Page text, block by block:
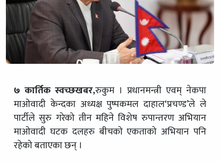
७ कार्तिक स्वच्छखबर,रुकुम । प्रधानमन्त्री एवम् नेकपा
माओवादी केन्दका अध्यक्ष पुष्पकमल दाहाल‘प्रचण्ड’ले ले
पार्टीले सुरु गरेको तीन महिने विशेष रुपान्तरण अभियान
माओवादी घटक दलहरु बीचको एकताको अभियान पनि
रहेको बताएका छन् ।